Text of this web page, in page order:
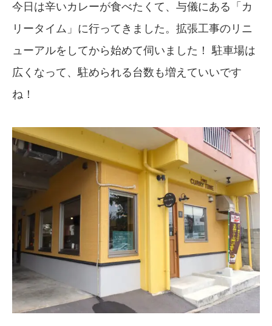
今日は辛いカレーが食べたくて、与儀にある「カ
リータイム」に行ってきました。拡張工事のリニ
ューアルをしてから始めて伺いました！ 駐車場は
広くなって、駐められる台数も増えていいです
ね！